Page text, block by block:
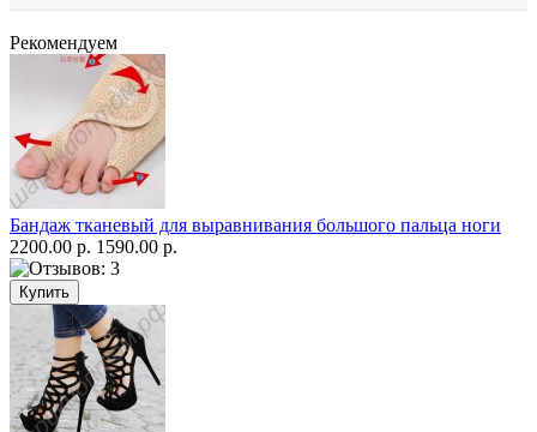
Рекомендуем
Бандаж тканевый для выравнивания большого пальца ноги
2200.00 р. 1590.00 р.